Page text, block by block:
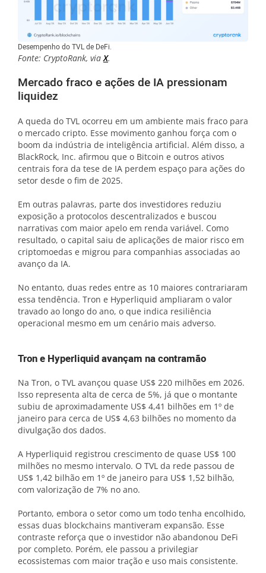
Desempenho do TVL de DeFi.
Fonte: CryptoRank, via X.
Mercado fraco e ações de IA pressionam
liquidez
A queda do TVL ocorreu em um ambiente mais fraco para
o mercado cripto. Esse movimento ganhou força com o
boom da indústria de inteligência artificial. Além disso, a
BlackRock, Inc. afirmou que o Bitcoin e outros ativos
centrais fora da tese de IA perdem espaço para ações do
setor desde o fim de 2025.
Em outras palavras, parte dos investidores reduziu
exposição a protocolos descentralizados e buscou
narrativas com maior apelo em renda variável. Como
resultado, o capital saiu de aplicações de maior risco em
criptomoedas e migrou para companhias associadas ao
avanço da IA.
No entanto, duas redes entre as 10 maiores contrariaram
essa tendência. Tron e Hyperliquid ampliaram o valor
travado ao longo do ano, o que indica resiliência
operacional mesmo em um cenário mais adverso.
Tron e Hyperliquid avançam na contramão
Na Tron, o TVL avançou quase US$ 220 milhões em 2026.
Isso representa alta de cerca de 5%, já que o montante
subiu de aproximadamente US$ 4,41 bilhões em 1º de
janeiro para cerca de US$ 4,63 bilhões no momento da
divulgação dos dados.
A Hyperliquid registrou crescimento de quase US$ 100
milhões no mesmo intervalo. O TVL da rede passou de
US$ 1,42 bilhão em 1º de janeiro para US$ 1,52 bilhão,
com valorização de 7% no ano.
Portanto, embora o setor como um todo tenha encolhido,
essas duas blockchains mantiveram expansão. Esse
contraste reforça que o investidor não abandonou DeFi
por completo. Porém, ele passou a privilegiar
ecossistemas com maior tração e uso mais consistente.